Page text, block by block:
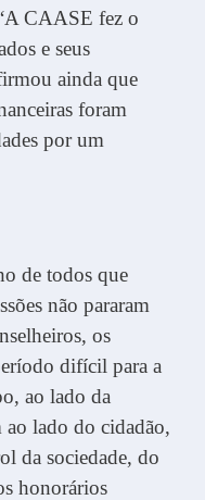
CAASE fez o
e seus
ainda que
foram
por um
de todos que
não pararam
os
difícil para a
ao lado da
ao lado do cidadão,
da sociedade, do
honorários